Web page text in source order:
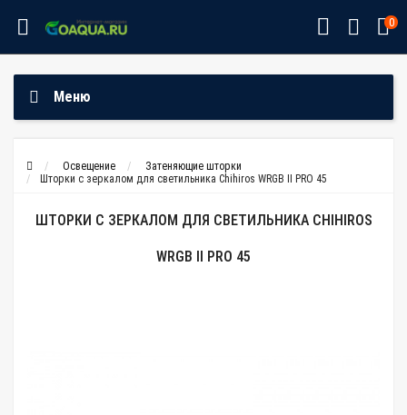
0
Меню
Освещение
Затеняющие шторки
Шторки с зеркалом для светильника Chihiros WRGB II PRO 45
ШТОРКИ С ЗЕРКАЛОМ ДЛЯ СВЕТИЛЬНИКА CHIHIROS
WRGB II PRO 45